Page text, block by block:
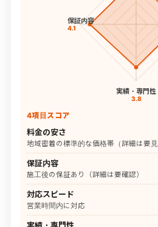
実績・専門性
3.8
保証内容
4.1
4項目スコア
料金の安さ
地域密着の標準的な価格帯（詳細は要見
保証内容
施工後の保証あり（詳細は要確認）
対応スピード
営業時間内に対応